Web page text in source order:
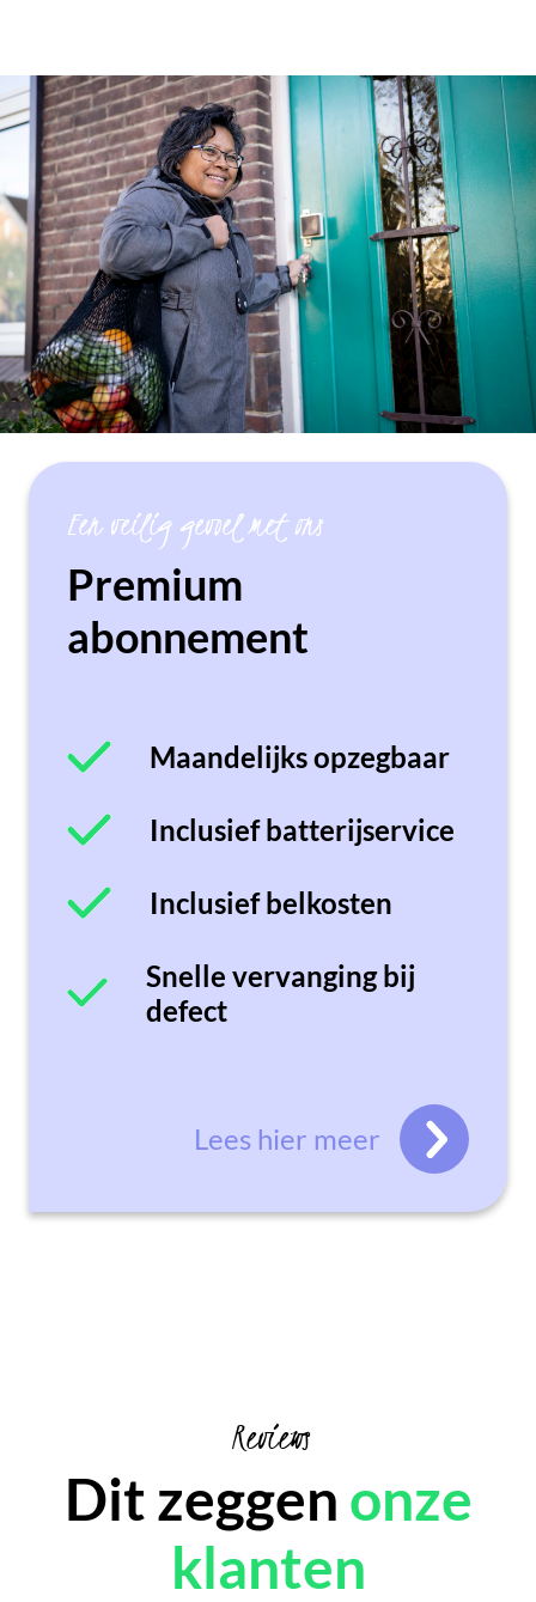
Een veilig gevoel met ons
Premium
abonnement
Maandelijks opzegbaar
Inclusief batterijservice
Inclusief belkosten
Snelle vervanging bij
defect
Lees hier meer
Reviews
Dit zeggen onze
klanten